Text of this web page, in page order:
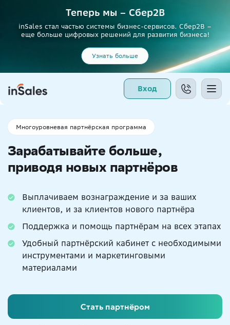
Теперь мы – Сбер2B
inSales стал частью системы бизнес-сервисов. Сбер2В –
еще больше цифровых решений для развития бизнеса!
Узнать больше
Вход
Многоуровневая партнёрская программа
Зарабатывайте больше,
приводя новых партнёров
Выплачиваем вознаграждение и за ваших
клиентов, и за клиентов нового партнёра
Поддержка и помощь партнёрам на всех этапах
Удобный партнёрский кабинет с необходимыми
инструментами и маркетинговыми
материалами
Стать партнёром